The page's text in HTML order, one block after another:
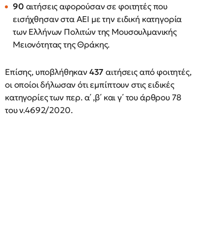
90 αιτήσεις αφορούσαν σε φοιτητές που
εισήχθησαν στα ΑΕΙ με την ειδική κατηγορία
των Ελλήνων Πολιτών της Μουσουλμανικής
Μειονότητας της Θράκης.
Επίσης, υποβλήθηκαν437 αιτήσεις από φοιτητές,
οι οποίοι δήλωσαν ότι εμπίπτουν στις ειδικές
κατηγορίες των περ. α΄ ,β΄ και γ΄ του άρθρου 78
του ν.4692/2020.